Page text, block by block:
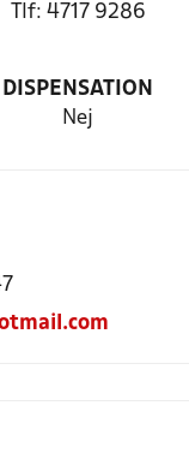
Tlf: 4717 9286
DISPENSATION
Nej